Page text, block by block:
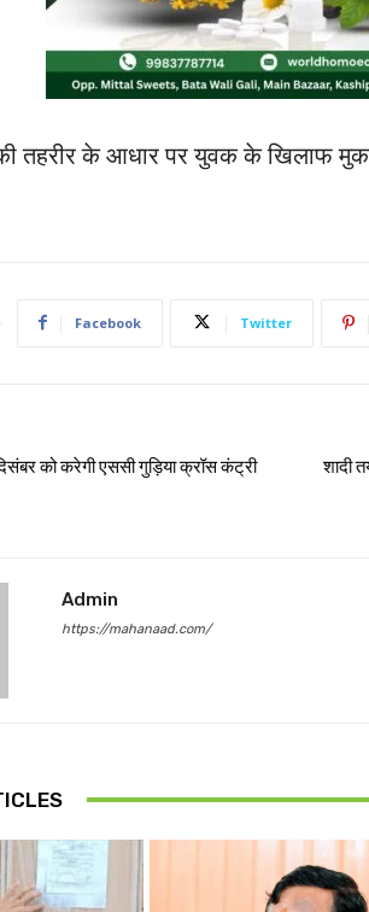
तहरीर के आधार पर युवक के खिलाफ
Facebook Twitter
को करेगी एससी गुड़िया क्रॉस कंट्री
शादी
Admin
https://mahanaad.com/